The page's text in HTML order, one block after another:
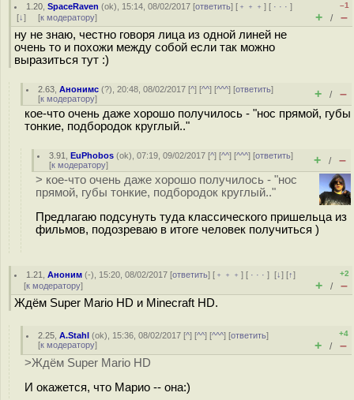
1.20 ,SpaceRaven (ok), 15:14, 08/02/2017 [ответить] [ ﹢﹢﹢] [ · · ·]
[↓] [к модератору]
–1
+ / –
ну не знаю, честно говоря лица из одной линей не
очень то и похожи между собой если так можно
выразиться тут :)
2.63 ,Анонимс (?), 20:48, 08/02/2017 [^] [^^] [^^^] [ответить]
[к модератору] + / –
кое-что очень даже хорошо получилось - "нос прямой, губы
тонкие, подбородок круглый.."
3.91 ,EuPhobos (ok), 07:19, 09/02/2017 [^] [^^] [^^^] [ответить]
[к модератору] + / –
> кое-что очень даже хорошо получилось - "нос
прямой, губы тонкие, подбородок круглый.."
Предлагаю подсунуть туда классического пришельца из
фильмов, подозреваю в итоге человек получиться )
1.21 ,Аноним (-), 15:20, 08/02/2017 [ответить] [ ﹢﹢﹢] [ · · ·][↓] [↑]
[к модератору]
+2
+ / –
Ждём Super Mario HD и Minecraft HD.
2.25 ,A.Stahl (ok), 15:36, 08/02/2017 [^] [^^] [^^^] [ответить]
[к модератору]
+4
+ / –
>Ждём Super Mario HD
И окажется, что Марио -- она:)